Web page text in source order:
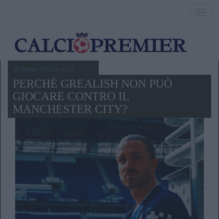
16 Ottobre 2025,ore 13.15
PERCHÈ GREALISH NON PUÒ
GIOCARE CONTRO IL
MANCHESTER CITY?